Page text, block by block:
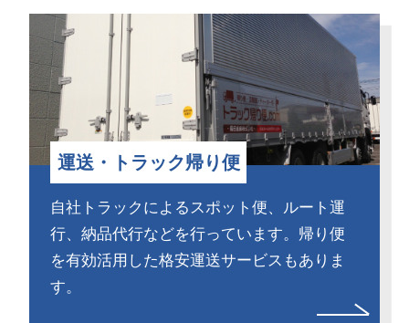
先輩社員の声・物流事務
先輩社員の声・倉庫管理
運送・トラック帰り便
自社トラックによるスポット便、ルート運
行、納品代行などを行っています。帰り便
を有効活用した格安運送サービスもありま
す。